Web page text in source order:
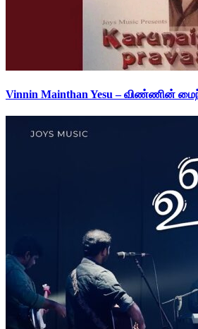
Vinnin Mainthan Yesu – விண்ணின்